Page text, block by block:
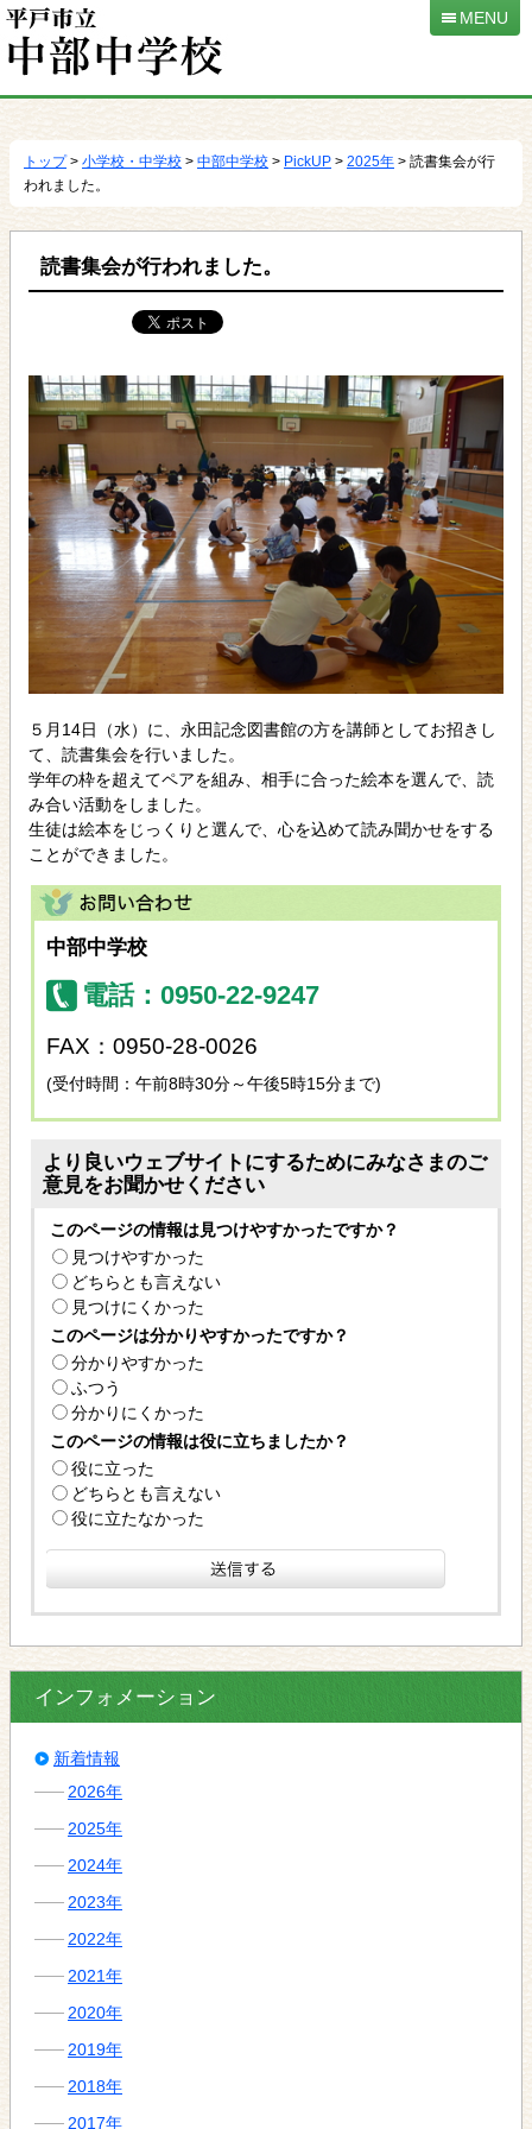
動
MENU
トップ> 小学校・中学校 > 中部中学校 > PickUP > 2025年 > 読書集会が行
われました。
読書集会が行われました。
５月14日（水）に、永田記念図書館の方を講師としてお招きし
て、読書集会を行いました。
学年の枠を超えてペアを組み、相手に合った絵本を選んで、読
み合い活動をしました。
生徒は絵本をじっくりと選んで、心を込めて読み聞かせをする
ことができました。
中部中学校
電話：0950-22-9247
FAX：0950-28-0026
(受付時間：午前8時30分～午後5時15分まで)
より良いウェブサイトにするためにみなさまのご
意見をお聞かせください
このページの情報は見つけやすかったですか？
見つけやすかった
どちらとも言えない
見つけにくかった
このページは分かりやすかったですか？
分かりやすかった
ふつう
分かりにくかった
このページの情報は役に立ちましたか？
役に立った
どちらとも言えない
役に立たなかった
インフォメーション
新着情報
2026年
2025年
2024年
2023年
2022年
2021年
2020年
2019年
2018年
2017年